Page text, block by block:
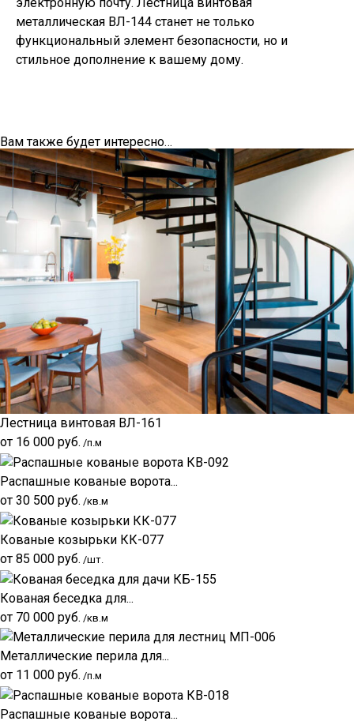
электронную почту. Лестница винтовая
металлическая ВЛ-144 станет не только
функциональный элемент безопасности, но и
стильное дополнение к вашему дому.
Вам также будет интересно…
Лестница винтовая ВЛ-161
от 16 000 руб. /п.м
Распашные кованые ворота...
от 30 500 руб. /кв.м
Кованые козырьки КК-077
от 85 000 руб. /шт.
Кованая беседка для...
от 70 000 руб. /кв.м
Металлические перила для...
от 11 000 руб. /п.м
Распашные кованые ворота...